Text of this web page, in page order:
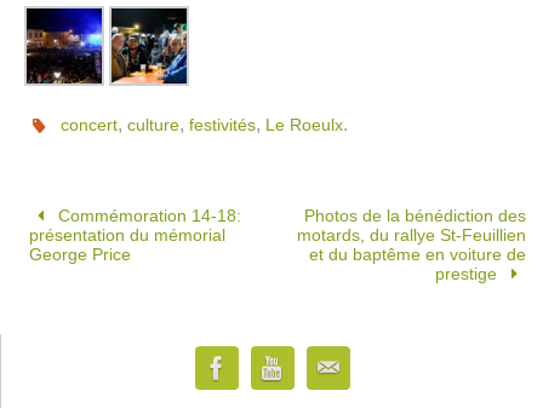
concert,culture,festivités, Le Roeulx.
Commémoration 14-18:
présentation du mémorial
George Price
Photos de la bénédiction des
motards, du rallye St-Feuillien
et du baptême en voiture de
prestige